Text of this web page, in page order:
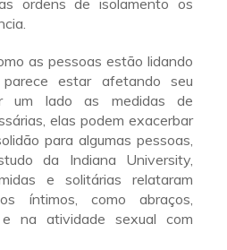
ordens de isolamento os
as pessoas estão lidando
estar afetando seu
um lado as medidas de
elas podem exacerbar
para algumas pessoas,
da Indiana University,
e solitárias relataram
íntimos, como abraços,
na atividade sexual com